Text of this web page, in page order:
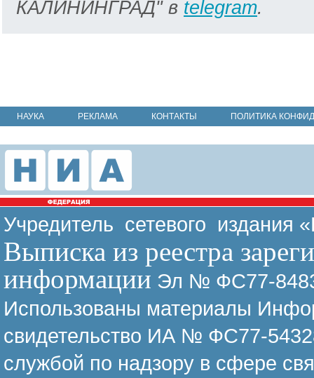
КАЛИНИНГРАД" в telegram.
НАУКА РЕКЛАМА КОНТАКТЫ ПОЛИТИКА
Учредитель сетевого издания
Выписка из реестра
информации Эл № ФС77-
Использованы материалы
свидетельство ИА № ФС77-
службой по надзору в сфере